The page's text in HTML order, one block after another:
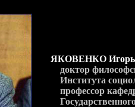
ЯКОВЕНКО Игорь
доктор
Института
профессор